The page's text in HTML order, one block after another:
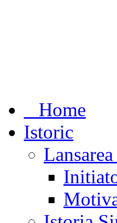
Home
Istoric